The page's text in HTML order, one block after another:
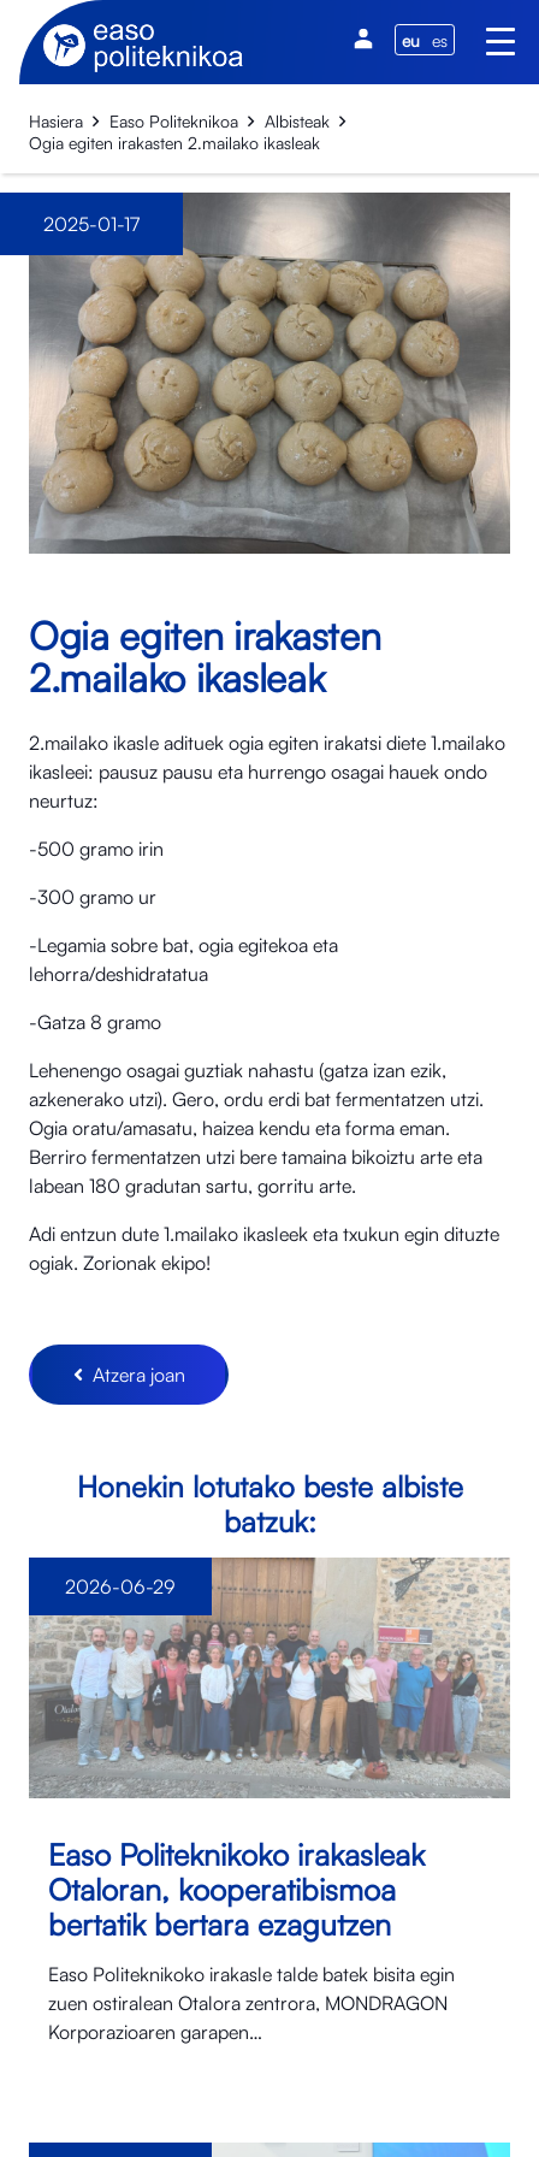
eu es
Hasiera Easo Politeknikoa
Albisteak
Ogia egiten irakasten 2.mailako ikasleak
2025-01-17
Ogia egiten irakasten
2.mailako ikasleak
2.mailako ikasle adituek ogia egiten irakatsi diete 1.mailako
ikasleei: pausuz pausu eta hurrengo osagai hauek ondo
neurtuz:
-500 gramo irin
-300 gramo ur
-Legamia sobre bat, ogia egitekoa eta
lehorra/deshidratatua
-Gatza 8 gramo
Lehenengo osagai guztiak nahastu (gatza izan ezik,
azkenerako utzi). Gero, ordu erdi bat fermentatzen utzi.
Ogia oratu/amasatu, haizea kendu eta forma eman.
Berriro fermentatzen utzi bere tamaina bikoiztu arte eta
labean 180 gradutan sartu, gorritu arte.
Adi entzun dute 1.mailako ikasleek eta txukun egin dituzte
ogiak. Zorionak ekipo!
Atzera joan
Honekin lotutako beste albiste
batzuk:
Easo Politeknikoko irakasleak
Otaloran, kooperatibismoa
bertatik bertara ezagutzen
Easo Politeknikoko irakasle talde batek bisita egin
zuen ostiralean Otalora⁠ zentrora, MONDRAGON
Korporazioaren garapen…
2026-06-29